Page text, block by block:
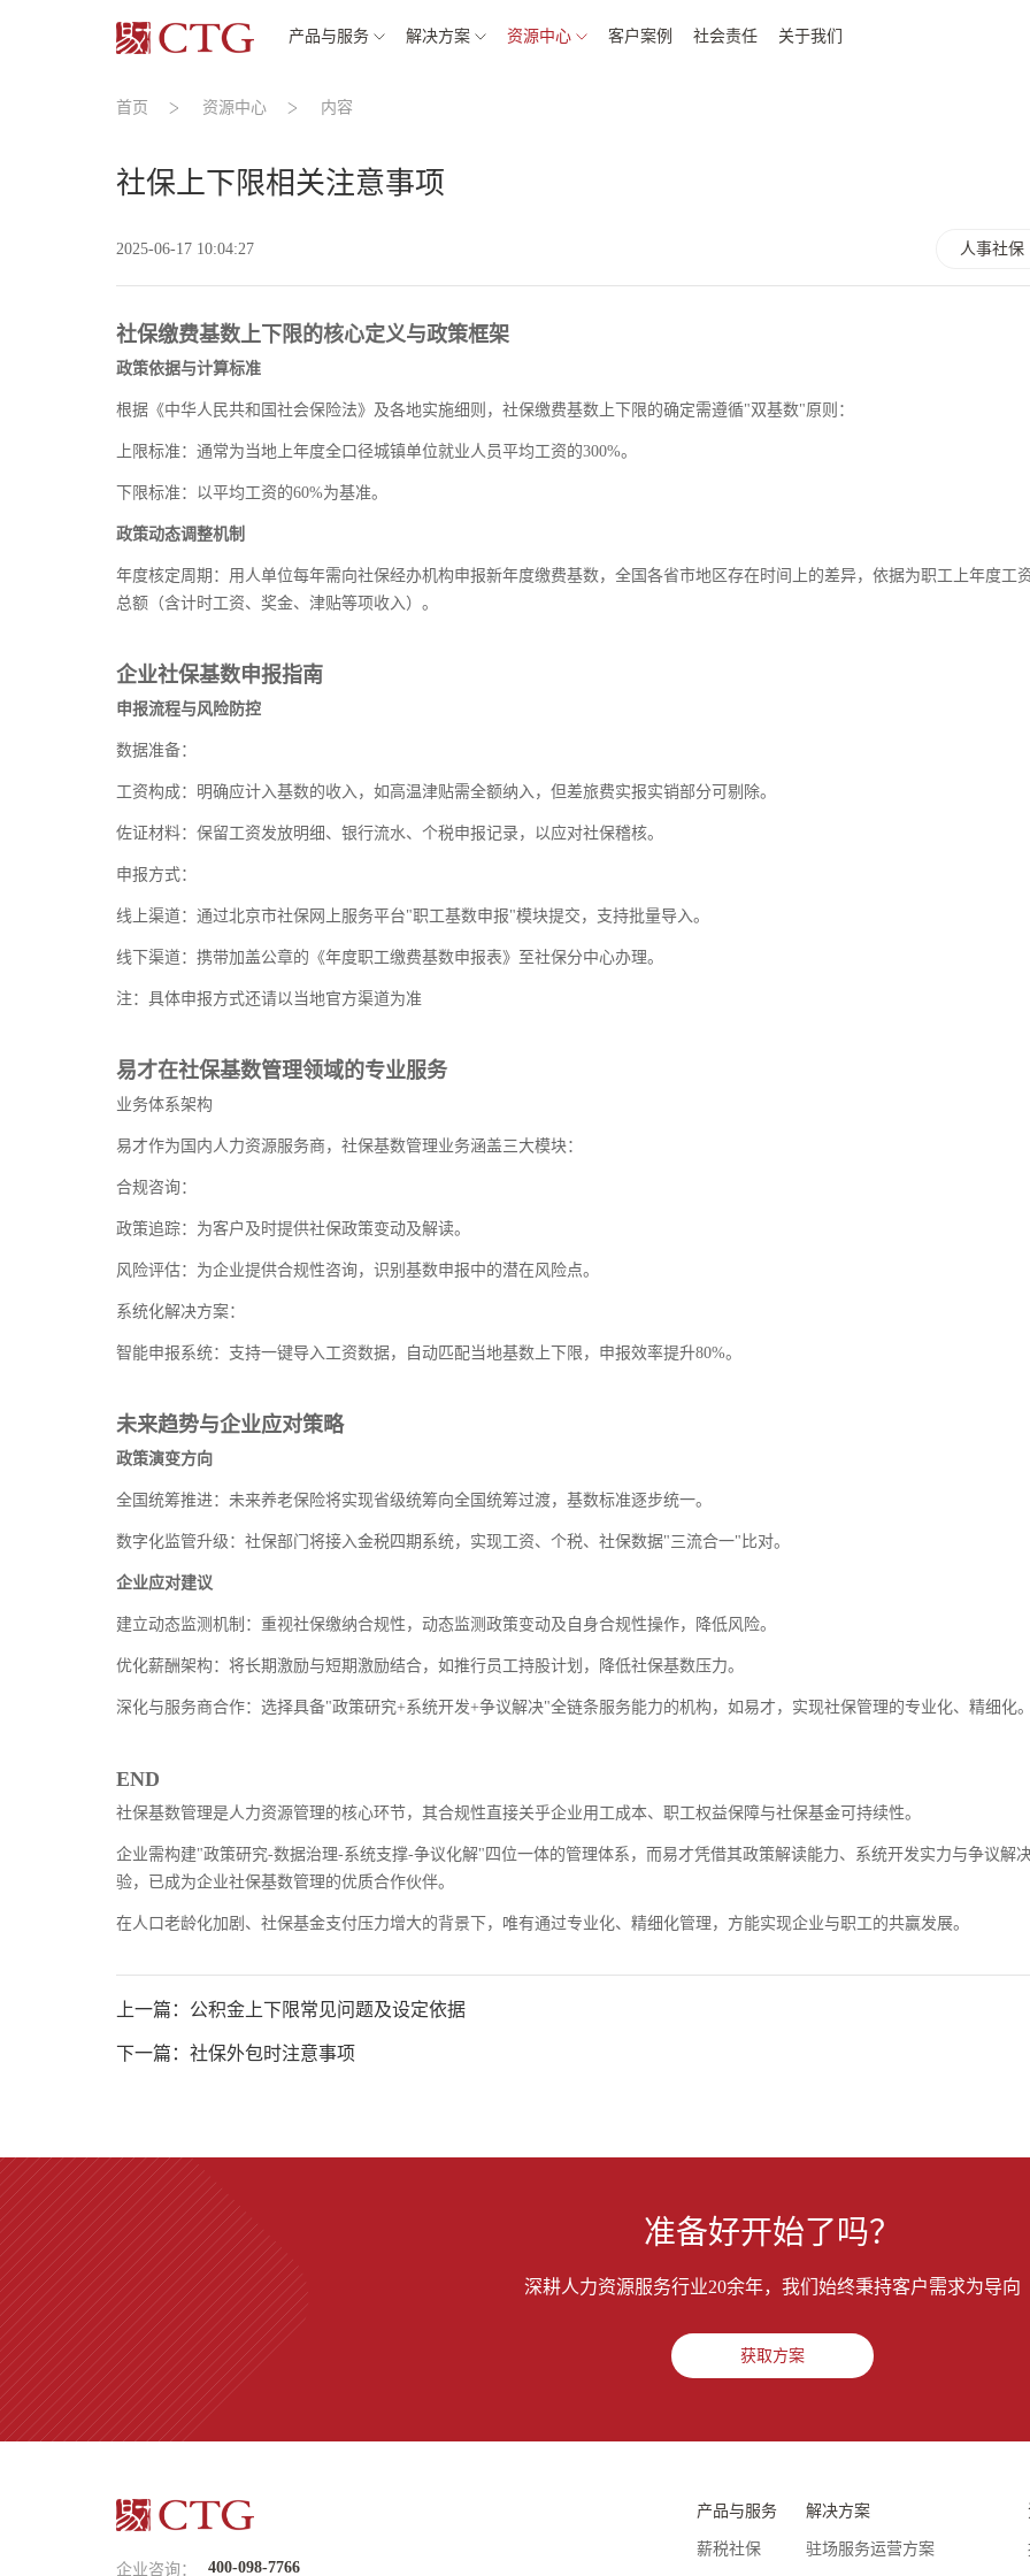
产品与服务 解决方案 资源中心 客户案例 社会责任 关于我们
首页 资源中心 内容
社保上下限相关注意事项
2025-06-17 10:04:27 人事社保
社保缴费基数上下限的核心定义与政策框架
政策依据与计算标准
根据《中华人民共和国社会保险法》及各地实施细则，社保缴费基数上下限的确定需遵循"双基数"原则：
上限标准：通常为当地上年度全口径城镇单位就业人员平均工资的300%。
下限标准：以平均工资的60%为基准。
政策动态调整机制
年度核定周期：用人单位每年需向社保经办机构申报新年度缴费基数，全国各省市地区存在时间上的差异，依据为职工上年度工
总额（含计时工资、奖金、津贴等项收入）。
企业社保基数申报指南
申报流程与风险防控
数据准备：
工资构成：明确应计入基数的收入，如高温津贴需全额纳入，但差旅费实报实销部分可剔除。
佐证材料：保留工资发放明细、银行流水、个税申报记录，以应对社保稽核。
申报方式：
线上渠道：通过北京市社保网上服务平台"职工基数申报"模块提交，支持批量导入。
线下渠道：携带加盖公章的《年度职工缴费基数申报表》至社保分中心办理。
注：具体申报方式还请以当地官方渠道为准
易才在社保基数管理领域的专业服务
业务体系架构
易才作为国内人力资源服务商，社保基数管理业务涵盖三大模块：
合规咨询：
政策追踪：为客户及时提供社保政策变动及解读。
风险评估：为企业提供合规性咨询，识别基数申报中的潜在风险点。
系统化解决方案：
智能申报系统：支持一键导入工资数据，自动匹配当地基数上下限，申报效率提升80%。
未来趋势与企业应对策略
政策演变方向
全国统筹推进：未来养老保险将实现省级统筹向全国统筹过渡，基数标准逐步统一。
数字化监管升级：社保部门将接入金税四期系统，实现工资、个税、社保数据"三流合一"比对。
企业应对建议
建立动态监测机制：重视社保缴纳合规性，动态监测政策变动及自身合规性操作，降低风险。
优化薪酬架构：将长期激励与短期激励结合，如推行员工持股计划，降低社保基数压力。
深化与服务商合作：选择具备"政策研究+系统开发+争议解决"全链条服务能力的机构，如易才，实现社保管理的专业化、精细化。
END
社保基数管理是人力资源管理的核心环节，其合规性直接关乎企业用工成本、职工权益保障与社保基金可持续性。
企业需构建"政策研究-数据治理-系统支撑-争议化解"四位一体的管理体系，而易才凭借其政策解读能力、系统开发实力与争议解
验，已成为企业社保基数管理的优质合作伙伴。
在人口老龄化加剧、社保基金支付压力增大的背景下，唯有通过专业化、精细化管理，方能实现企业与职工的共赢发展。
上一篇：公积金上下限常见问题及设定依据
下一篇：社保外包时注意事项
准备好开始了吗？
深耕人力资源服务行业20余年，我们始终秉持客户需求为导向
获取方案
企业咨询： 400-098-7766
产品与服务
薪税社保
解决方案
驻场服务运营方案
400-108-8080